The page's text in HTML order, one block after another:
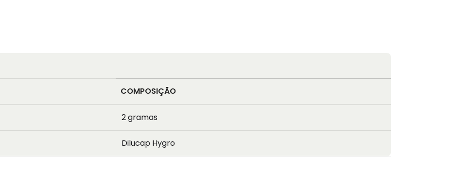
COMPOSIÇÃO
2 gramas
Dilucap Hygro